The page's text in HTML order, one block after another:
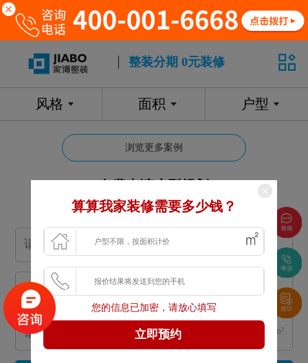
整装分期 0元装修
风格 面积 户型
浏览更多案例
专属设计师免费1对1全程服务
m²
算算我家装修需要多少钱？
您的信息已加密，请放心填写